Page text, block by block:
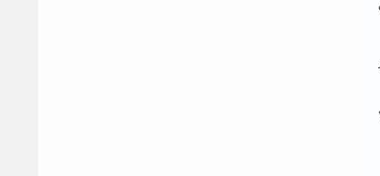
نفر در
وزارت بهداشت نیز ۷